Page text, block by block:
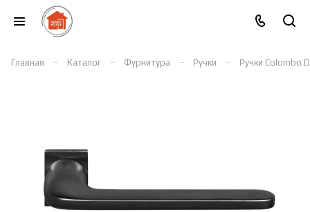
Главная – Каталог – Фурнитура – Ручки – Ручки Colombo